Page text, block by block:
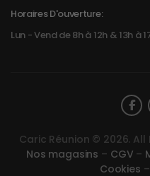
Horaires D'ouverture:
Lun - Vend de 8h à 12h & 13h à
Caric Réunion © 2026. All
Nos magasins – CGV –
Cookies –